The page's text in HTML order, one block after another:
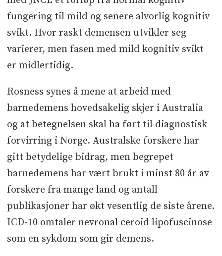
fungering til mild og senere alvorlig kognitiv
svikt. Hvor raskt demensen utvikler seg
varierer, men fasen med mild kognitiv svikt
er midlertidig.
Rosness synes å mene at arbeid med
barnedemens hovedsakelig skjer i Australia
og at betegnelsen skal ha ført til diagnostisk
forvirring i Norge. Australske forskere har
gitt betydelige bidrag, men begrepet
barnedemens har vært brukt i minst 80 år av
forskere fra mange land og antall
publikasjoner har økt vesentlig de siste årene.
ICD-10 omtaler nevronal ceroid lipofuscinose
som en sykdom som gir demens.